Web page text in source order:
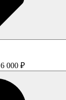
6 000 ₽